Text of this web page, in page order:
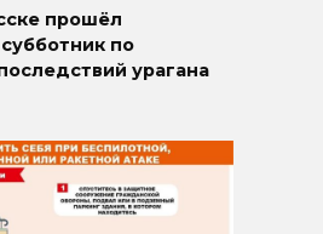
прошёл
по
урагана